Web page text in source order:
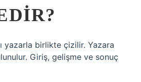
yazarla birlikte çizilir. Yazara
Giriş, gelişme ve sonuç